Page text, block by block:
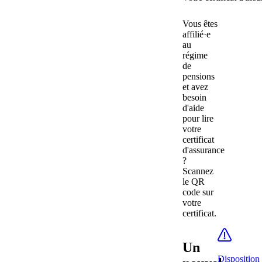
Vous êtes
affilié·e
au
régime
de
pensions
et avez
besoin
d'aide
pour lire
votre
certificat
d'assurance
?
Scannez
le QR
code sur
votre
certificat.
Un
Disposition